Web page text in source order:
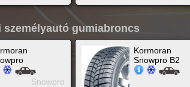
személyautó gumiabroncs
Kormoran
Snowpro B2